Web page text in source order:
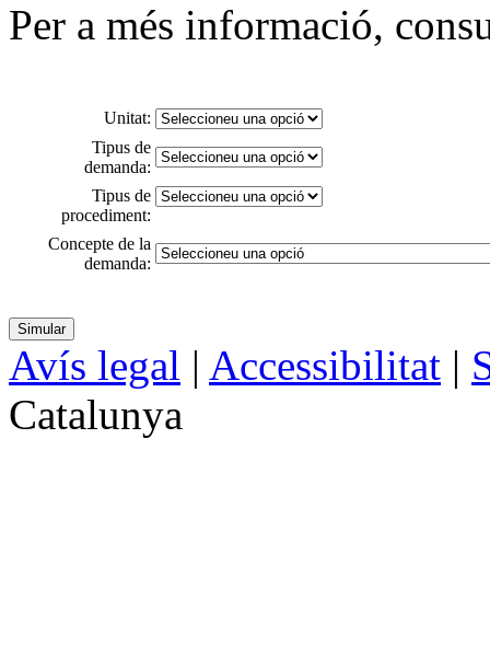
Per a més informació,
Unitat:
Tipus de
demanda:
Tipus de
procediment:
Concepte de la
demanda:
Avís legal | Accessibilitat |
Catalunya